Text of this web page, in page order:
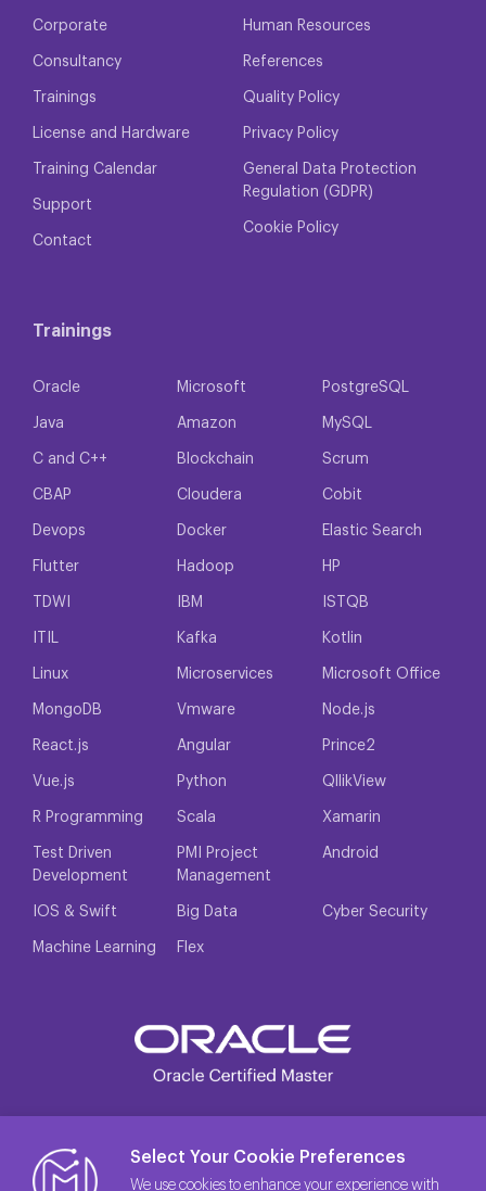
Corporate
Consultancy
Trainings
License and Hardware
Training Calendar
Support
Contact
Human Resources
References
Quality Policy
Privacy Policy
General Data Protection
Regulation (GDPR)
Cookie Policy
Trainings
Oracle Microsoft PostgreSQL
Java Amazon MySQL
C and C++ Blockchain Scrum
CBAP Cloudera Cobit
Devops Docker Elastic Search
Flutter Hadoop HP
TDWI IBM ISTQB
ITIL Kafka Kotlin
Linux Microservices Microsoft Office
MongoDB Vmware Node.js
React.js Angular Prince2
Vue.js Python QllikView
R Programming Scala Xamarin
Test Driven
Development
PMI Project
Management
Android
IOS & Swift Big Data Cyber Security
Machine Learning Flex
Select Your Cookie Preferences
We use cookies to enhance your experience with